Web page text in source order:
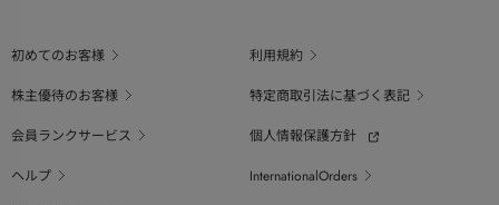
初めてのお客様
利用規約
株主優待のお客様
特定商取引法に基づく表記
会員ランクサービス
個人情報保護方針
ヘルプ
InternationalOrders